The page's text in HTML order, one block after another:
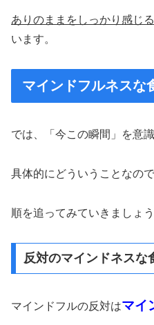
ありのままをしっかり感じ
います。
マインドフルネスな
では、「今この瞬間」を意
具体的にどういうことなの
順を追ってみていきましょう
反対のマインドネスな
マインドフルの反対はマイ